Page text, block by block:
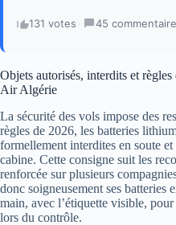
131 votes · 45
Objets autorisés, interdits et
Air Algérie
La sécurité des vols impose des
règles de 2026, les batteries
formellement interdites en soute
cabine. Cette consigne suit les
renforcée sur plusieurs
donc soigneusement ses batteries
main, avec l’étiquette visible,
lors du contrôle.